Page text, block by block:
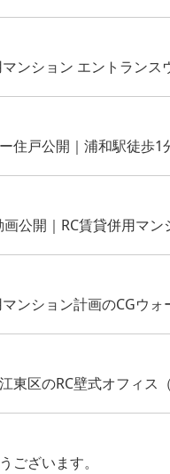
ンション エントランス
住戸公開｜浦和駅徒歩
公開｜RC賃貸併用マ
ンション計画のCGウ
東区のRC壁式オフィ
ございます。